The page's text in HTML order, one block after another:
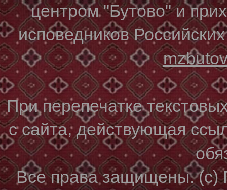
центром "Бутово" и
исповедников
При перепечатке
с сайта, действующая
Все права защищены. (с)